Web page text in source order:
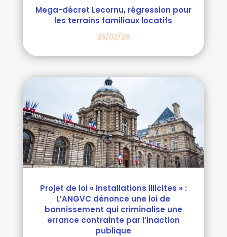
Mega-décret Lecornu, régression pour
les terrains familiaux locatifs
25/02/26
Projet de loi « Installations illicites » :
L’ANGVC dénonce une loi de
bannissement qui criminalise une
errance contrainte par l’inaction
publique